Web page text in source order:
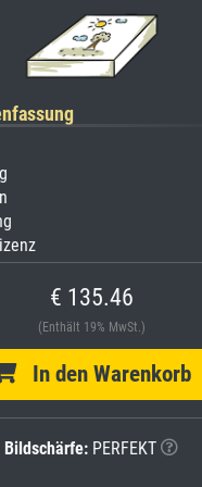
€ 135.46
(Enthält 19% MwSt.)
In den Warenkorb
Bildschärfe: PERFEKT